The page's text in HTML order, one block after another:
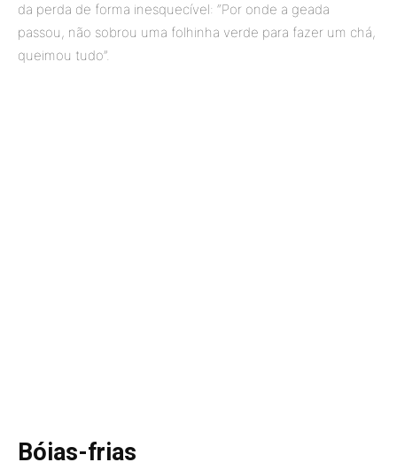
da perda de forma inesquecível: “Por onde a geada
passou, não sobrou uma folhinha verde para fazer um chá,
queimou tudo”.
Bóias-frias